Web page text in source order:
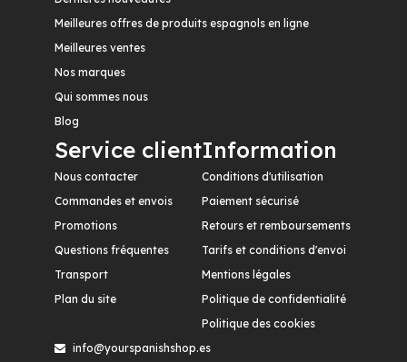
Meilleures offres de produits espagnols en ligne
Meilleures ventes
Nos marques
Qui sommes nous
Blog
Service client
Nous contacter
Commandes et envois
Promotions
Questions fréquentes
Transport
Plan du site
Information
Conditions d'utilisation
Paiement sécurisé
Retours et remboursements
Tarifs et conditions d'envoi
Mentions légales
Politique de confidentialité
Politique des cookies
info@yourspanishshop.es